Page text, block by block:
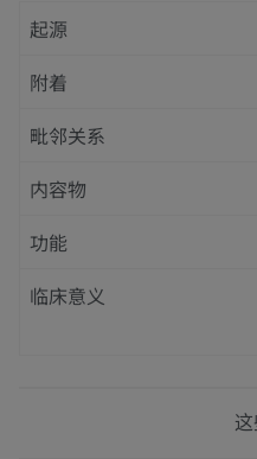
起源
附着
毗邻关系
内容物
功能
临床意义
这